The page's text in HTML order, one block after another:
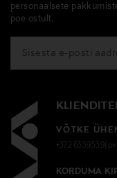
personaalsete
poe ostult.
VÕTKE
+372
KORDUMA